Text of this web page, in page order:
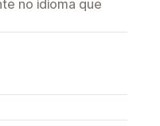
no idioma que